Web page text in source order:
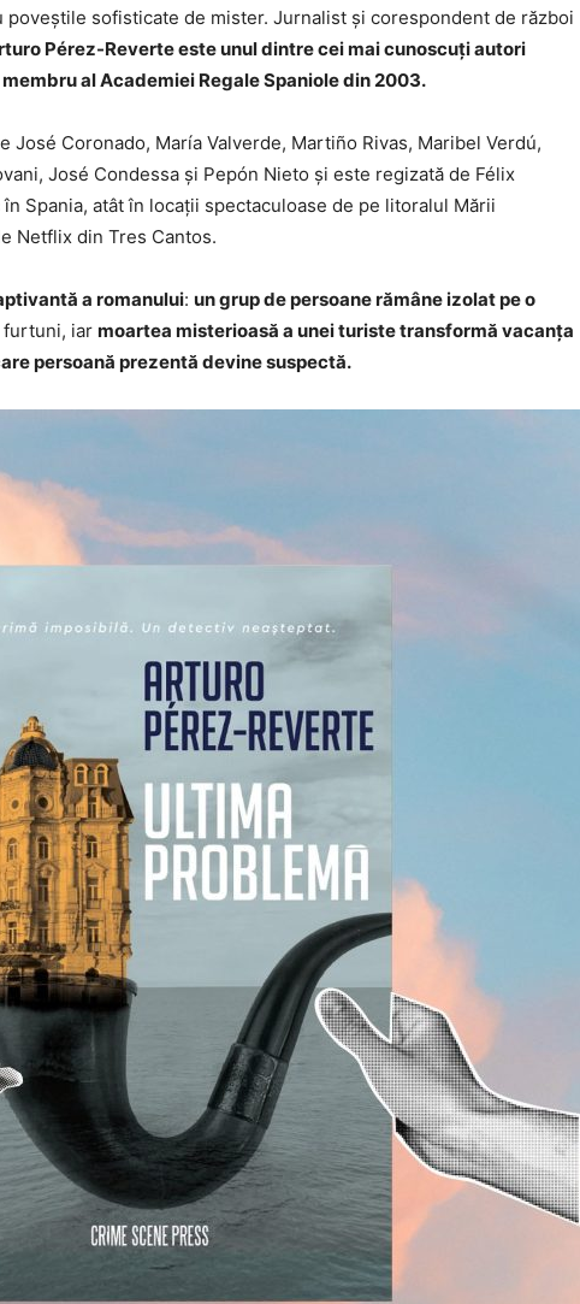
sofisticate de mister. Jurnalist și corespondent de război
Pérez-Reverte este unul dintre cei mai cunoscuți autori
al Academiei Regale Spaniole din 2003.
José Coronado, María Valverde, Martiño Rivas, Maribel Verdú,
José Condessa și Pepón Nieto și este regizată de Félix
Spania, atât în locații spectaculoase de pe litoralul Mării
Netflix din Tres Cantos.
a romanului: un grup de persoane rămâne izolat pe o
iar moartea misterioasă a unei turiste transformă vacanța
persoană prezentă devine suspectă.